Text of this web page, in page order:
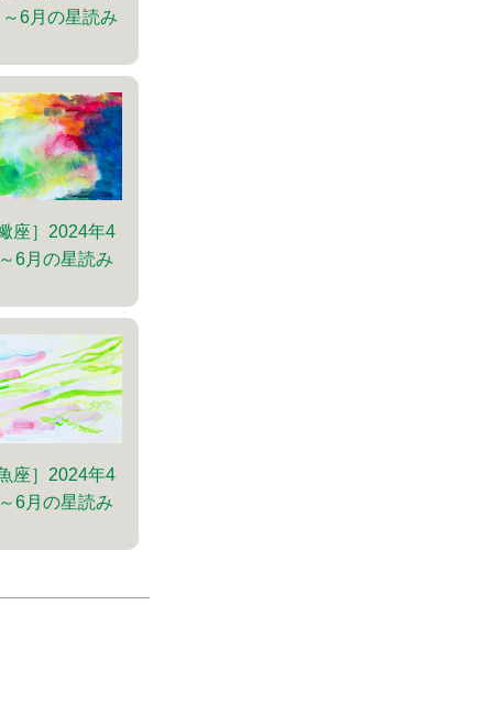
6月の星読み
蠍座］2024年4
6月の星読み
魚座］2024年4
6月の星読み